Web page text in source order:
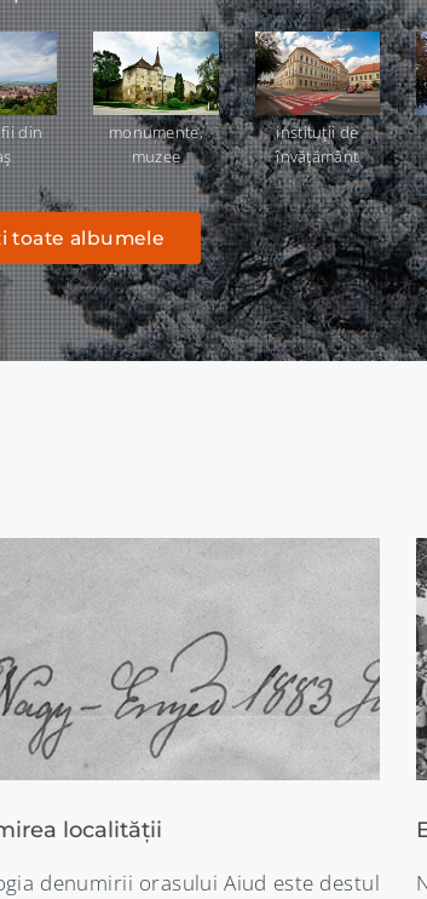
din
monumente,
muzee
instituţii de
învăţământ
toate albumele
istorice
vestigii arheologice vorbesc